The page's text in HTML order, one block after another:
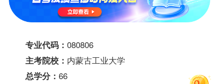
专业代码： 080806
主考院校： 内蒙古工业大学
总学分： 66